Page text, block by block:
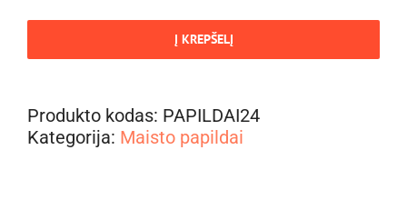
Papildų
funkcijai
palaikyti
Į KREPŠELĮ
Produkto kodas: PAPILDAI24
Kategorija: Maisto papildai